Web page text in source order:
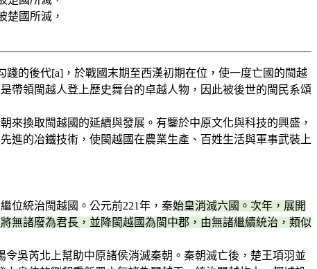
的後代[a]，於戰國末期至西漢初期在位，使一度亡國的閩越
帶領閩越人登上歷史舞台的卓越人物，因此被後世的閩民系頌
換取閩越國的延續與發展。有鑒於中原文化與科技的興盛，
進的冶鐵技術，使閩越國在農業生產、百姓生活與軍事武裝上
位統治閩越國。公元前221年，秦始皇消滅六國。次年，展開
無諸廢為君長，並降閩越國為閩中郡，由無諸繼續統治，類似
吳芮北上幫助中原諸侯消滅秦朝。秦朝滅亡後，楚王項羽並